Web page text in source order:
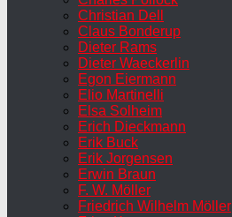
Christian Dell
Claus Bonderup
Dieter Rams
Dieter Waeckerlin
Egon Eiermann
Elio Martinelli
Elsa Solheim
Erich Dieckmann
Erik Buck
Erik Jorgensen
Erwin Braun
F. W. Möller
Friedrich Wilhelm Möller